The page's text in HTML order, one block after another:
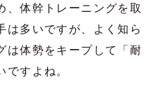
、体幹トレーニングを取
は多いですが、よく知ら
は体勢をキープして「耐
ですよね。